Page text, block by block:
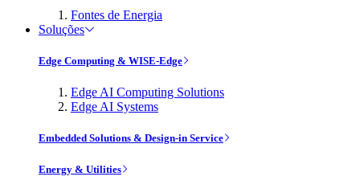
Fontes de Energia
Soluções
Edge Computing & WISE-Edge
Edge AI Computing Solutions
Edge AI Systems
Embedded Solutions & Design-in Service
Energy & Utilities